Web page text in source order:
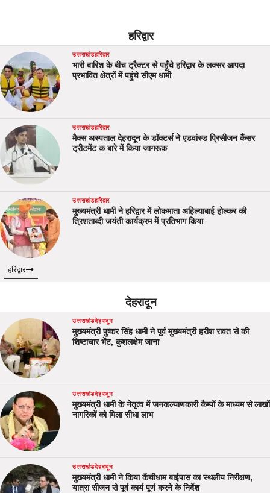
हरिद्वार
उत्तराखंडहरिद्वार
भारी बारिश के बीच ट्रैक्टर से पहुँचे हरिद्वार के लक्सर आपदा
प्रभावित क्षेत्रों में पहुंचे सीएम धामी
उत्तराखंडहरिद्वार
मैक्स अस्पताल देहरादून के डॉक्टर्स ने एडवांस्ड प्रिसीजन कैंसर
ट्रीटमेंट क बारे में किया जागरूक
उत्तराखंडहरिद्वार
मुख्यमंत्री धामी ने हरिद्वार में लोकमाता अहिल्याबाई होल्कर की
त्रिशताब्दी जयंती कार्यक्रम में प्रतिभाग किया
हरिद्वार
देहरादून
उत्तराखंडदेहरादून
मुख्यमंत्री पुष्कर सिंह धामी ने पूर्व मुख्यमंत्री हरीश रावत से की
शिष्टाचार भेंट, कुशलक्षेम जाना
उत्तराखंडदेहरादून
मुख्यमंत्री धामी के नेतृत्व में जनकल्याणकारी कैम्पों के माध्यम से लाखों
नागरिकों को मिला सीधा लाभ
उत्तराखंडदेहरादून
मुख्यमंत्री धामी ने किया कैंचीधाम बाईपास का स्थलीय निरीक्षण,
यात्रा सीजन से पूर्व कार्य पूर्ण करने के निर्देश